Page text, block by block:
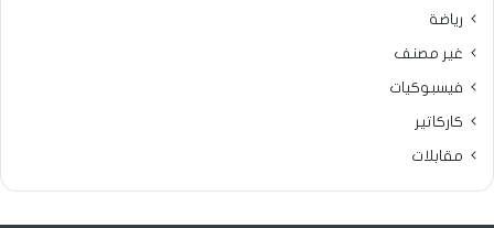
رياضة
غير مصنف
فيسبوكيات
كاركاتير
مقابلات